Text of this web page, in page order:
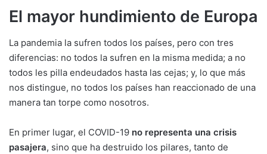
El mayor hundimiento de Europa
La pandemia la sufren todos los países, pero con tres
diferencias: no todos la sufren en la misma medida; a no
todos les pilla endeudados hasta las cejas; y, lo que más
nos distingue, no todos los países han reaccionado de una
manera tan torpe como nosotros.
En primer lugar, el COVID-19 no representa una crisis
pasajera, sino que ha destruido los pilares, tanto de